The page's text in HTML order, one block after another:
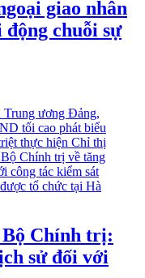
giao nhân
động chuỗi sự
Chính trị:
sử đối với